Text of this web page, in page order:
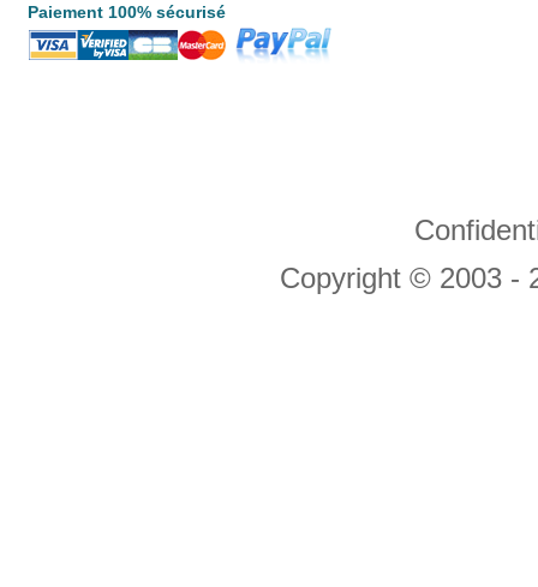
Paiement 100% sécurisé
Copyright © 2003 -